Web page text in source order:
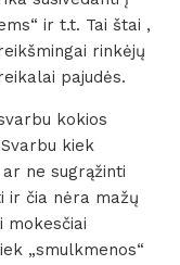
ir t.t. Tai štai ,
rinkėjų
pajudės.
kokios
kiek
ne sugrąžinti
ir čia nėra mažų
mokesčiai
„smulkmenos“